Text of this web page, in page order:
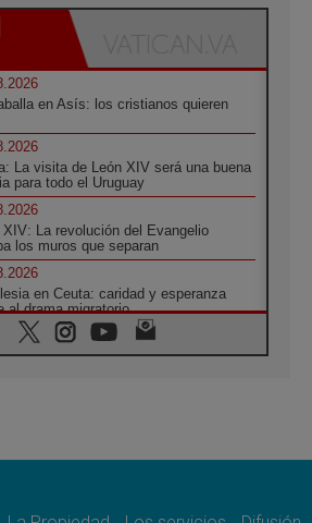
en Asís: los cristianos quieren
La visita de León XIV será una buena
para todo el Uruguay
XIV: La revolución del Evangelio
los muros que separan
en Ceuta: caridad y esperanza
al drama migratorio
del Papa a Perú será un tiempo de